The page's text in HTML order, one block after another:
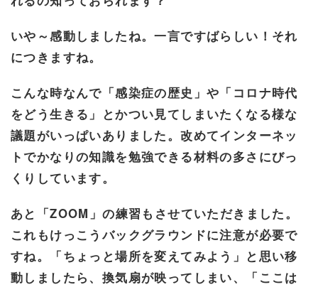
いや～感動しましたね。一言ですばらしい！それ
につきますね。
こんな時なんで「感染症の歴史」や「コロナ時代
をどう生きる」とかつい見てしまいたくなる様な
議題がいっぱいありました。改めてインターネッ
トでかなりの知識を勉強できる材料の多さにびっ
くりしています。
あと「ZOOM」の練習もさせていただきました。
これもけっこうバックグラウンドに注意が必要で
すね。「ちょっと場所を変えてみよう」と思い移
動しましたら、換気扇が映ってしまい、「ここは